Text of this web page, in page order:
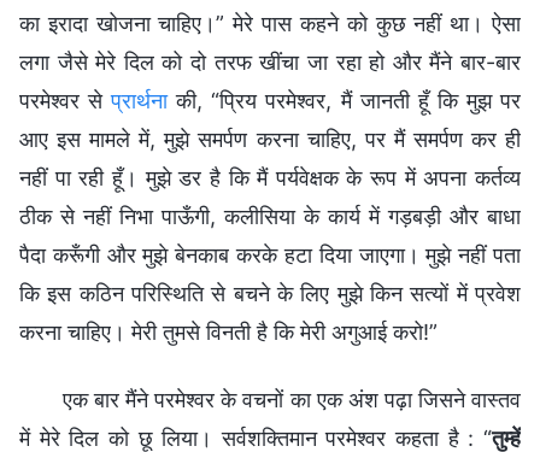
का इरादा खोजना चाहिए।” मेरे पास कहने को कुछ नहीं था। ऐसा
लगा जैसे मेरे दिल को दो तरफ खींचा जा रहा हो और मैंने बार-बार
परमेश्वर सेप्रार्थनाकी, “प्रिय परमेश्वर, मैं जानती हूँ कि मुझ पर
आए इस मामले में, मुझे समर्पण करना चाहिए, पर मैं समर्पण कर ही
नहीं पा रही हूँ। मुझे डर है कि मैं पर्यवेक्षक के रूप में अपना कर्तव्य
ठीक से नहीं निभा पाऊँगी, कलीसिया के कार्य में गड़बड़ी और बाधा
पैदा करूँगी और मुझे बेनकाब करके हटा दिया जाएगा। मुझे नहीं पता
कि इस कठिन परिस्थिति से बचने के लिए मुझे किन सत्यों में प्रवेश
करना चाहिए। मेरी तुमसे विनती है कि मेरी अगुआई करो!”
एक बार मैंने परमेश्वर के वचनों का एक अंश पढ़ा जिसने वास्तव
में मेरे दिल को छू लिया। सर्वशक्तिमान परमेश्वर कहता है : “तुम्हें